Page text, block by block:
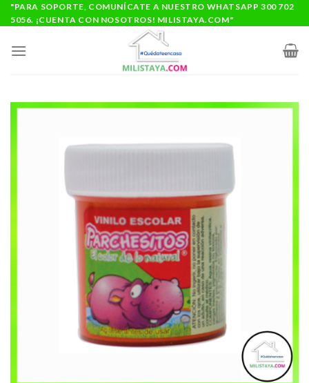
Saltar
al
"PARA SOPORTE, COMUNÍCATE A NUESTRO WHATSAPP 300 702
5056. ¡CUENTA CON NOSOTROS! MILISTAYA.COM"